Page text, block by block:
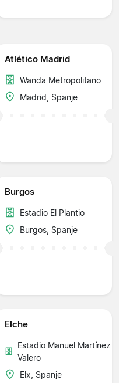
Atlético Madrid
Wanda Metropolitano
Madrid, Spanje
Burgos
Estadio El Plantio
Burgos, Spanje
Elche
Estadio Manuel Martínez
Valero
Elx, Spanje